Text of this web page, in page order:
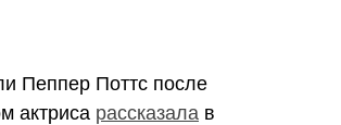
Пеппер Поттс после
актриса рассказала в